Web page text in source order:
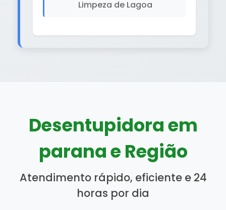
Limpeza de Lagoa
Desentupidora em
parana e Região
Atendimento rápido, eficiente e 24
horas por dia